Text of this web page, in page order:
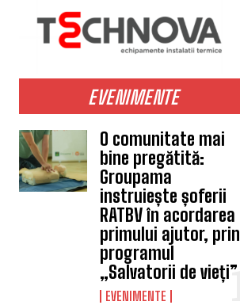
EVENIMENTE
O comunitate mai
bine pregătită:
Groupama
instruiește șoferii
RATBV în acordarea
primului ajutor, prin
programul
„Salvatorii de vieți”
EVENIMENTE